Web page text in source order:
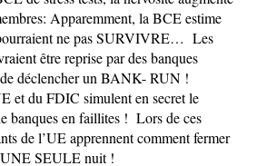
Apparemment, la BCE estime
ne pas SURVIVRE… Les
être reprise par des banques
déclencher un BANK- RUN !
et du FDIC simulent en secret le
banques en faillites ! Lors de ces
de l’UE apprennent comment fermer
UNE SEULE nuit !